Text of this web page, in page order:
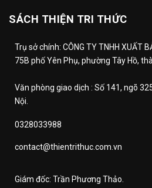
SÁCH THIỆN TRI THỨC
Trụ sở chính: CÔNG TY TNHH XUẤT
75B phố Yên Phụ, phường Tây Hồ,
Văn phòng giao dịch : Số 141, ngõ
Nội.
0328033988
contact@thientrithuc.com.vn
Giám đốc: Trần Phương Thảo.